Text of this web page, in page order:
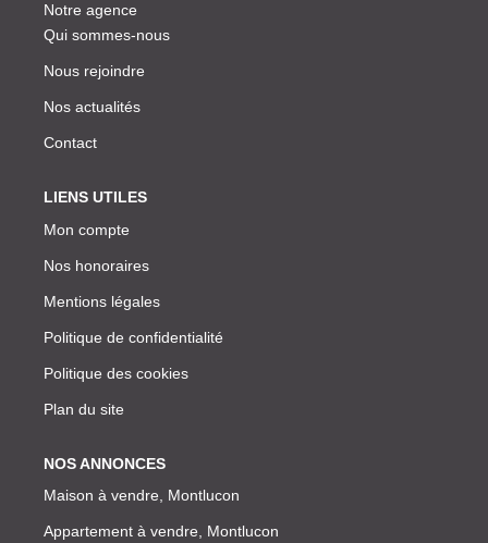
Notre agence
Qui sommes-nous
Nous rejoindre
Nos actualités
Contact
LIENS UTILES
Mon compte
Nos honoraires
Mentions légales
Politique de confidentialité
Politique des cookies
Plan du site
NOS ANNONCES
Maison à vendre, Montlucon
Appartement à vendre, Montlucon